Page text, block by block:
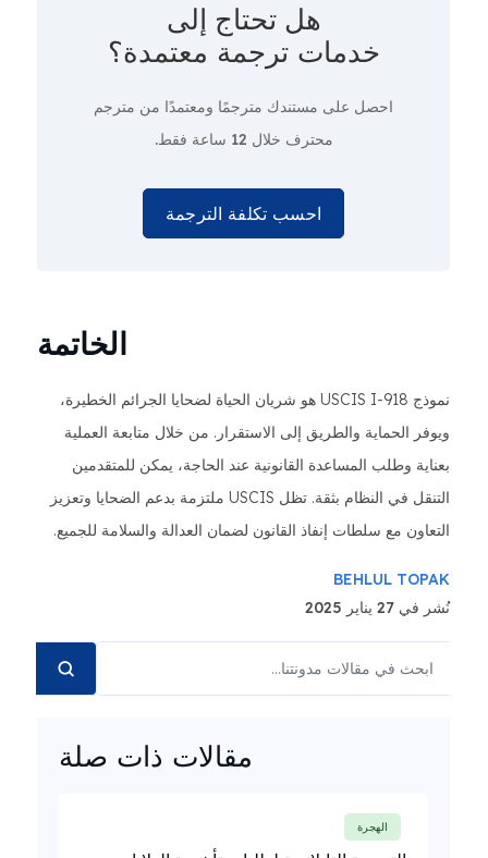
هل تحتاج إلى
خدمات ترجمة معتمدة؟
احصل على مستندك مترجمًا ومعتمدًا من مترجم
محترف خلال 12 ساعة فقط.
احسب تكلفة الترجمة
الخاتمة
نموذج USCIS I-918 هو شريان الحياة لضحايا الجرائم الخطيرة،
ويوفر الحماية والطريق إلى الاستقرار. من خلال متابعة العملية
بعناية وطلب المساعدة القانونية عند الحاجة، يمكن للمتقدمين
التنقل في النظام بثقة. تظل USCIS ملتزمة بدعم الضحايا وتعزيز
التعاون مع سلطات إنفاذ القانون لضمان العدالة والسلامة للجميع.
BEHLUL TOPAK
نُشر في 27 يناير 2025
مقالات ذات صلة
الهجرة